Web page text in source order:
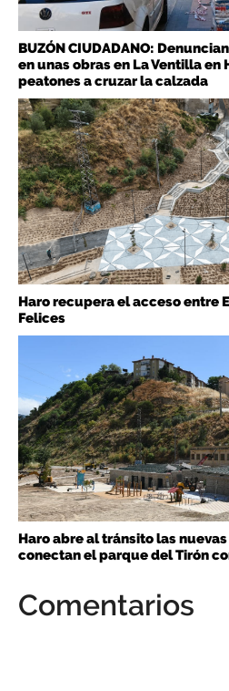
BUZÓN CIUDADANO:
en unas obras en La Ventilla en
peatones a cruzar la calzada
Haro recupera el acceso entre
Felices
Haro abre al tránsito las
conectan el parque del Tirón
Comentarios